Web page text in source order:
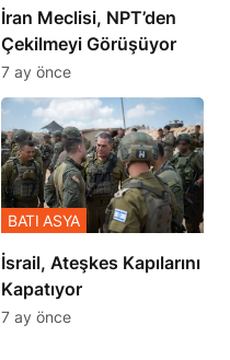
İran Meclisi, NPT’den
Çekilmeyi Görüşüyor
7 ay önce
İsrail, Ateşkes Kapılarını
Kapatıyor
BATI ASYA
7 ay önce